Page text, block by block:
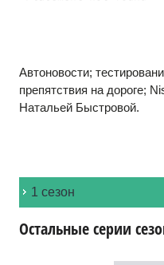
Автоновости;
препятствия на дороге;
Натальей Быстровой.
1 сезон
Остальные серии